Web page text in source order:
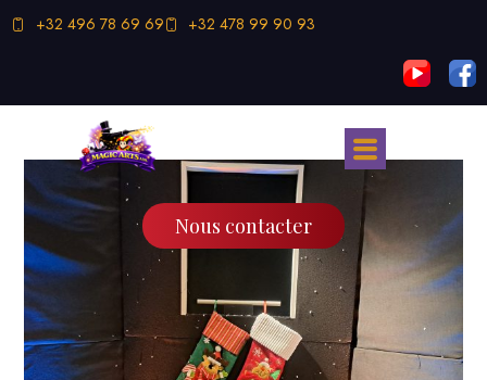
+32 496 78 69 69 +32 478 99 90 93
Nous contacter